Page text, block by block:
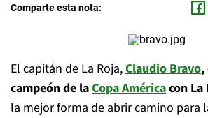
Comparte esta nota:
El capitán de La Roja,Claudio Bravo,
campeón de laCopa Américacon La
la mejor forma de abrir camino para